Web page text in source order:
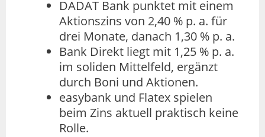
DADAT Bank punktet mit einem
Aktionszins von 2,40 % p. a. für
drei Monate, danach 1,30 % p. a.
Bank Direkt liegt mit 1,25 % p. a.
im soliden Mittelfeld, ergänzt
durch Boni und Aktionen.
easybank und Flatex spielen
beim Zins aktuell praktisch keine
Rolle.